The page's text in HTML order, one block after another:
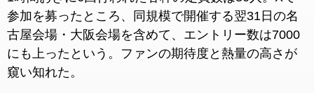
参加を募ったところ、同規模で開催する翌31日の名
古屋会場・大阪会場を含めて、エントリー数は7000
にも上ったという。ファンの期待度と熱量の高さが
窺い知れた。